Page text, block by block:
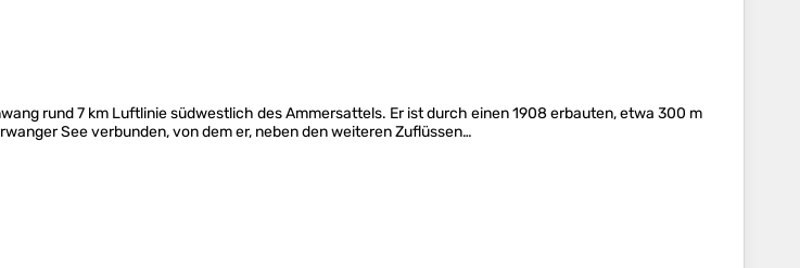
rund 7 km Luftlinie südwestlich des Ammersattels. Er ist durch einen 1908 erbauten, etwa 300 m
See verbunden, von dem er, neben den weiteren Zuflüssen…